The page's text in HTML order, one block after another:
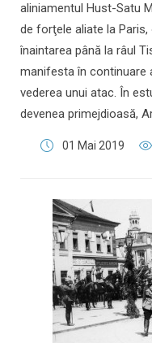
aliniamentul Hust-Satu
de forţele aliate la
înaintarea până la râul
manifesta în continuare
vederea unui atac. În
devenea primejdioasă,
01 Mai 2019